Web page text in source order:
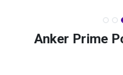
Anker Prime